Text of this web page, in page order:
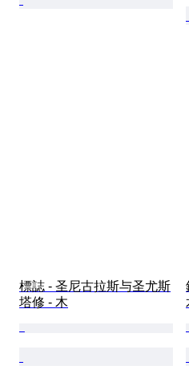
標誌 - 圣尼古拉斯与圣尤斯
塔修 - 木